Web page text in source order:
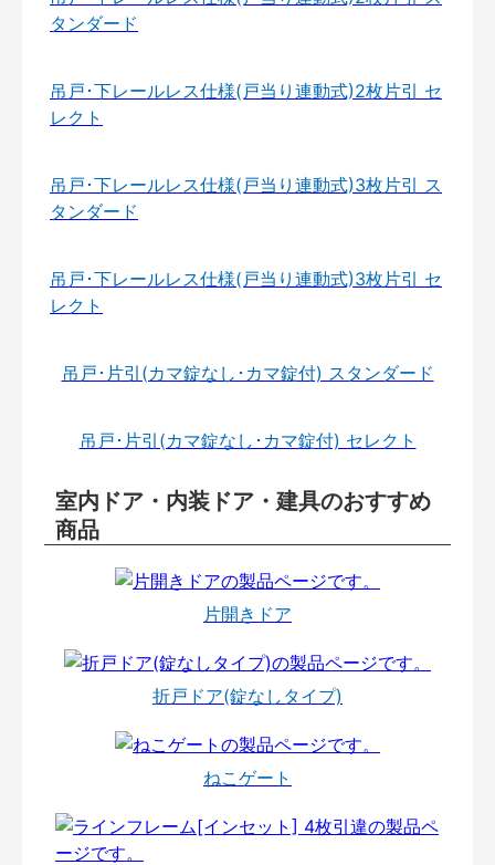
タンダード
吊戸･下レールレス仕様(戸当り連動式)2枚片引 セ
レクト
吊戸･下レールレス仕様(戸当り連動式)3枚片引 ス
タンダード
吊戸･下レールレス仕様(戸当り連動式)3枚片引 セ
レクト
吊戸･片引(カマ錠なし･カマ錠付) スタンダード
吊戸･片引(カマ錠なし･カマ錠付) セレクト
室内ドア・内装ドア・建具のおすすめ
商品
片開きドア
折戸ドア(錠なしタイプ)
ねこゲート